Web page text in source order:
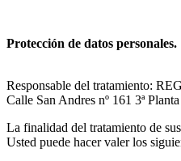
Protección de datos personales.
Responsable del tratamiento:
Calle San Andres nº 161 3ª
La finalidad del tratamiento de
Usted puede hacer valer los